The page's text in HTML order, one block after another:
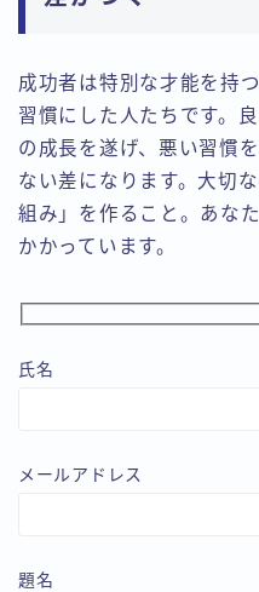
成功者は特別な才能を持
習慣にした人たちです。
の成長を遂げ、悪い習慣
ない差になります。大切
組み」を作ること。あな
かかっています。
氏名
メールアドレス
題名